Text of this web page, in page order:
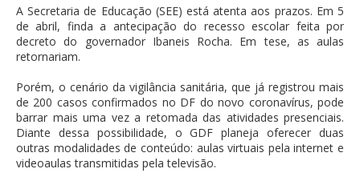
A Secretaria de Educação (SEE) está atenta aos prazos. Em 5
de abril, finda a antecipação do recesso escolar feita por
decreto do governador Ibaneis Rocha. Em tese, as aulas
retornariam.
Porém, o cenário da vigilância sanitária, que já registrou mais
de 200 casos confirmados no DF do novo coronavírus, pode
barrar mais uma vez a retomada das atividades presenciais.
Diante dessa possibilidade, o GDF planeja oferecer duas
outras modalidades de conteúdo: aulas virtuais pela internet e
videoaulas transmitidas pela televisão.